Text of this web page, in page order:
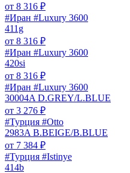
от 8 316 ₽
#Иран #Luxury 3600
411g
от 8 316 ₽
#Иран #Luxury 3600
420si
от 8 316 ₽
#Иран #Luxury 3600
30004A D.GREY/L.BLUE
от 3 276 ₽
#Турция #Otto
2983A B.BEIGE/B.BLUE
от 7 384 ₽
#Турция #Istinye
414b